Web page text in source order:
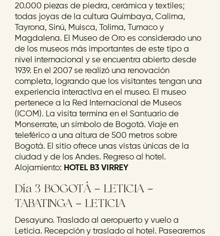
20.000 piezas de piedra, cerámica y textiles;
todas joyas de la cultura Quimbaya, Calima,
Tayrona, Sinú, Muisca, Tolima, Tumaco y
Magdalena. El Museo de Oro es considerado uno
de los museos más importantes de este tipo a
nivel internacional y se encuentra abierto desde
1939. En el 2007 se realizó una renovación
completa, logrando que los visitantes tengan una
experiencia interactiva en el museo. El museo
pertenece a la Red Internacional de Museos
(ICOM). La visita termina en el Santuario de
Monserrate, un símbolo de Bogotá. Viaje en
teleférico a una altura de 500 metros sobre
Bogotá. El sitio ofrece unas vistas únicas de la
ciudad y de los Andes. Regreso al hotel.
Alojamiento: HOTEL B3 VIRREY
Día 3 BOGOTÁ – LETICIA –
TABATINGA – LETICIA
Desayuno. Traslado al aeropuerto y vuelo a
Leticia. Recepción y traslado al hotel. Pasearemos